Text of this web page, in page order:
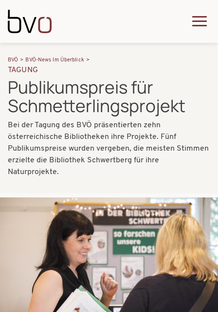
c
k
m
e
n
u
u
p
t
n
a
v
g
a
t
o
n
P
f
a
d
n
a
v
i
BVÖ BVÖ-News Im Überblick
TAGUNG
Publikumspreis für
Schmetterlingsprojekt
Bei der Tagung des BVÖ präsentierten zehn
österreichische Bibliotheken ihre Projekte. Fünf
Publikumspreise wurden vergeben, die meisten Stimmen
erzielte die Bibliothek Schwertberg für ihre
Naturprojekte.